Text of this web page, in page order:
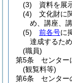
(3)
資料を展
(4)
文化財に
め、講座、
(5)
前各号に
達成するた
(職員)
第5条
センター
(観覧料等)
第6条
センター